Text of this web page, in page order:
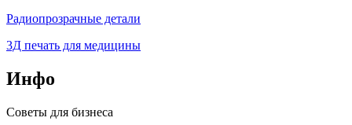
Радиопрозрачные детали
3Д печать для медицины
Инфо
Советы для бизнеса